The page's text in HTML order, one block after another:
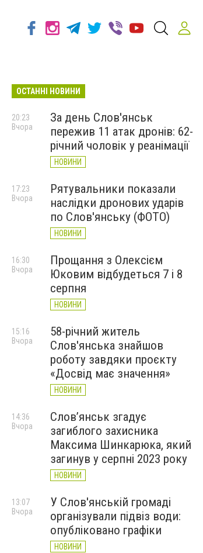
ОСТАННІ НОВИНИ
За день Слов'янськ
пережив 11 атак дронів: 62-
річний чоловік у реанімації
НОВИНИ
20:23
Вчора
Рятувальники показали
наслідки дронових ударів
по Слов'янську (ФОТО)
НОВИНИ
17:23
Вчора
Прощання з Олексієм
Юковим відбудеться 7 і 8
серпня
НОВИНИ
16:30
Вчора
58-річний житель
Слов'янська знайшов
роботу завдяки проєкту
«Досвід має значення»
НОВИНИ
15:16
Вчора
Слов’янськ згадує
загиблого захисника
Максима Шинкарюка, який
загинув у серпні 2023 року
НОВИНИ
14:36
Вчора
У Слов'янській громаді
організували підвіз води:
опубліковано графіки
НОВИНИ
13:07
Вчора